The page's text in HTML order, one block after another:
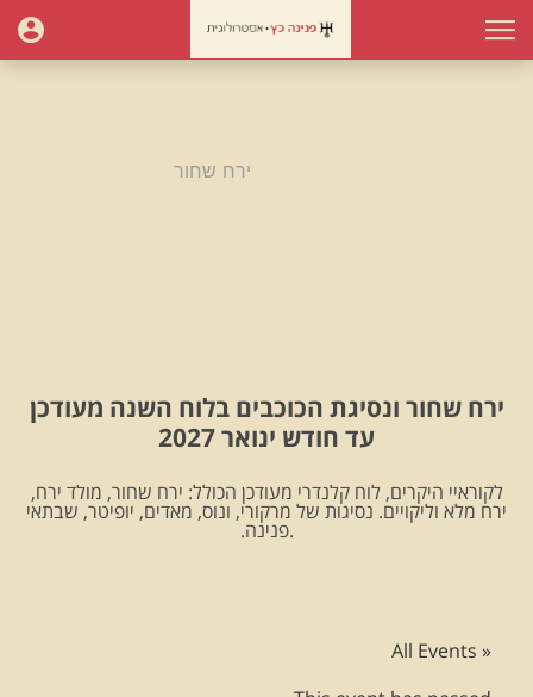
ירח שחור
ירח שחור ונסיגת הכוכבים בלוח השנה מעודכן
עד חודש ינואר 2027
לקוראיי היקרים, לוח קלנדרי מעודכן הכולל: ירח שחור, מולד ירח,
ירח מלא וליקויים. נסיגות של מרקורי, ונוס, מאדים, יופיטר, שבתאי
.פנינה.
« All Events